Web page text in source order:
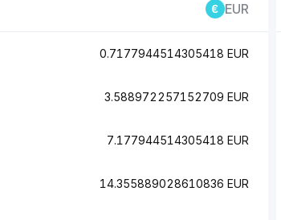
EUR
0.7177944514305418 EUR
3.588972257152709 EUR
7.177944514305418 EUR
14.355889028610836 EUR